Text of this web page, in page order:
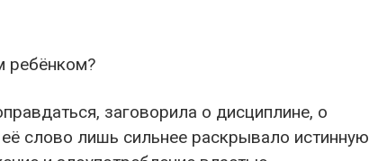
ребёнком?
заговорила о дисциплине, о
слово лишь сильнее раскрывалo истинную